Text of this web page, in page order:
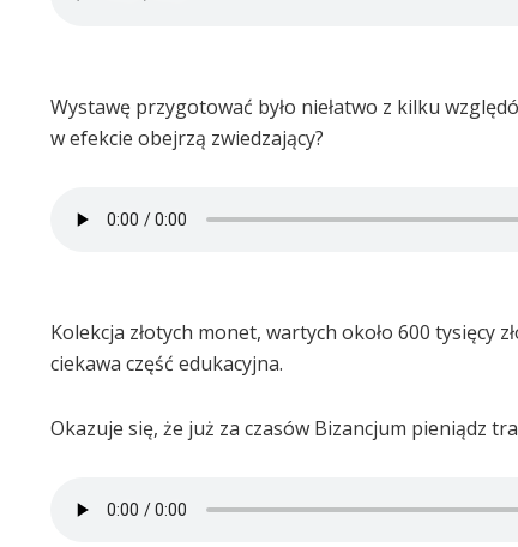
Wystawę przygotować było niełatwo z kilku
w efekcie obejrzą zwiedzający?
Kolekcja złotych monet, wartych około 600 tysięcy
ciekawa część edukacyjna.
Okazuje się, że już za czasów Bizancjum pieniądz